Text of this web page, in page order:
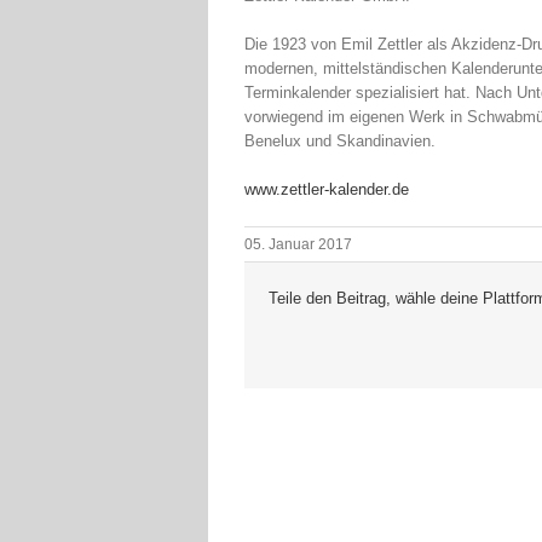
Die 1923 von Emil Zettler als Akzidenz-
modernen, mittelständischen
Terminkalender spezialisiert hat. Nach
vorwiegend im eigenen Werk in
Benelux und Skandinavien.
www.zettler-kalender.de
05. Januar 2017
Teile den Beitrag, wähle deine